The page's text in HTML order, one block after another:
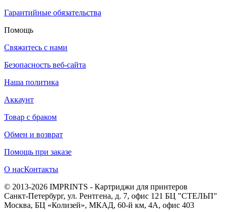
Гарантийные обязательства
Помощь
Свяжитесь с нами
Безопасность веб-сайта
Наша политика
Аккаунт
Товар с браком
Обмен и возврат
Помощь при заказе
О насКонтакты
© 2013-2026 IMPRINTS - Картриджи для принтеров
Санкт-Петербург, ул. Рентгена, д. 7, офис 121 БЦ "СТЕЛЬП"
Москва, БЦ «Колизей», МКАД, 60-й км, 4А, офис 403